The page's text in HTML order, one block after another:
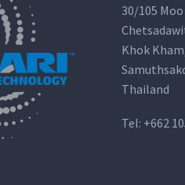
30/105 Moo
Khok
Thailand
Tel: +662